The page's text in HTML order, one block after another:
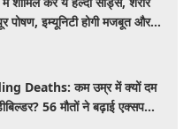
पोषण, इम्यूनिटी होगी मजबूत और
Deaths: कम उम्र में क्यों दम
56 मौतों ने बढ़ाई एक्सपर्ट्स